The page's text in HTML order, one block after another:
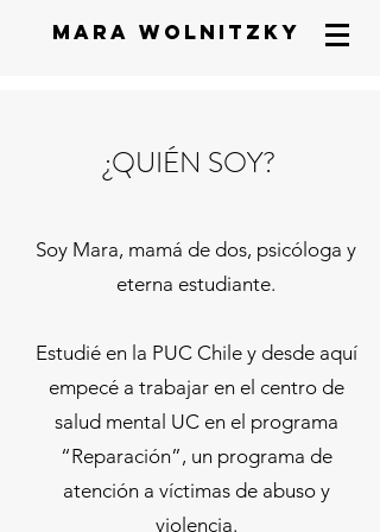
mara wolnitzky
¿QUIÉN SOY?
Soy Mara, mamá de dos, psicóloga y
eterna estudiante.
Estudié en la PUC Chile y desde aquí
empecé a trabajar en el centro de
salud mental UC en el programa
“Reparación”, un programa de
atención a víctimas de abuso y
violencia.